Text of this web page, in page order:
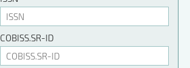
COBISS.SR-ID